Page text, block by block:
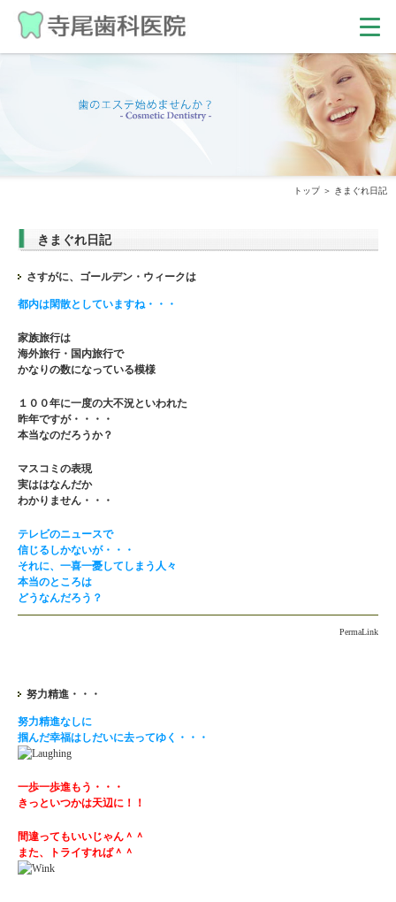
トップ きまぐれ日記
きまぐれ日記
さすがに、ゴールデン・ウィークは
都内は閑散としていますね・・・
家族旅行は
海外旅行・国内旅行で
かなりの数になっている模様
１００年に一度の大不況といわれた
昨年ですが・・・・
本当なのだろうか？
マスコミの表現
実ははなんだか
わかりません・・・
テレビのニュースで
信じるしかないが・・・
それに、一喜一憂してしまう人々
本当のところは
どうなんだろう？
PermaLink
努力精進・・・
努力精進なしに
掴んだ幸福はしだいに去ってゆく・・・
一歩一歩進もう・・・
きっといつかは天辺に！！
間違ってもいいじゃん＾＾
また、トライすれば＾＾